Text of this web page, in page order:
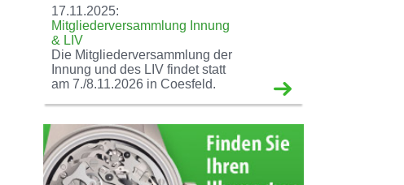
17.11.2025:
Mitgliederversammlung Innung
& LIV
Die Mitgliederversammlung der
Innung und des LIV findet statt
am 7./8.11.2026 in Coesfeld.